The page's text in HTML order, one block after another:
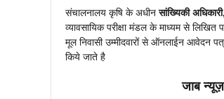
संचालनालय कृषि के अधीनसांख्यिकी
व्यावसायिक परीक्षा मंडल के माध्यम से लिखित
मूल निवासी उम्मीदवारों से ऑनलाईन आवेदन
किये जाते है
जाब